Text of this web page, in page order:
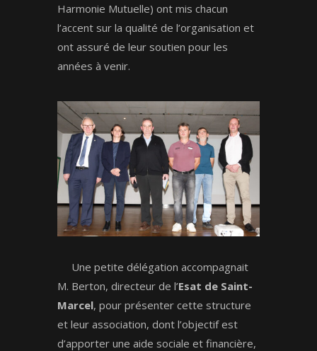
Harmonie Mutuelle) ont mis chacun
l’accent sur la qualité de l’organisation et
ont assuré de leur soutien pour les
années à venir.
Une petite délégation accompagnait
M. Berton, directeur de l’Esat de Saint-
Marcel, pour présenter cette structure
et leur association, dont l’objectif est
d’apporter une aide sociale et financière,